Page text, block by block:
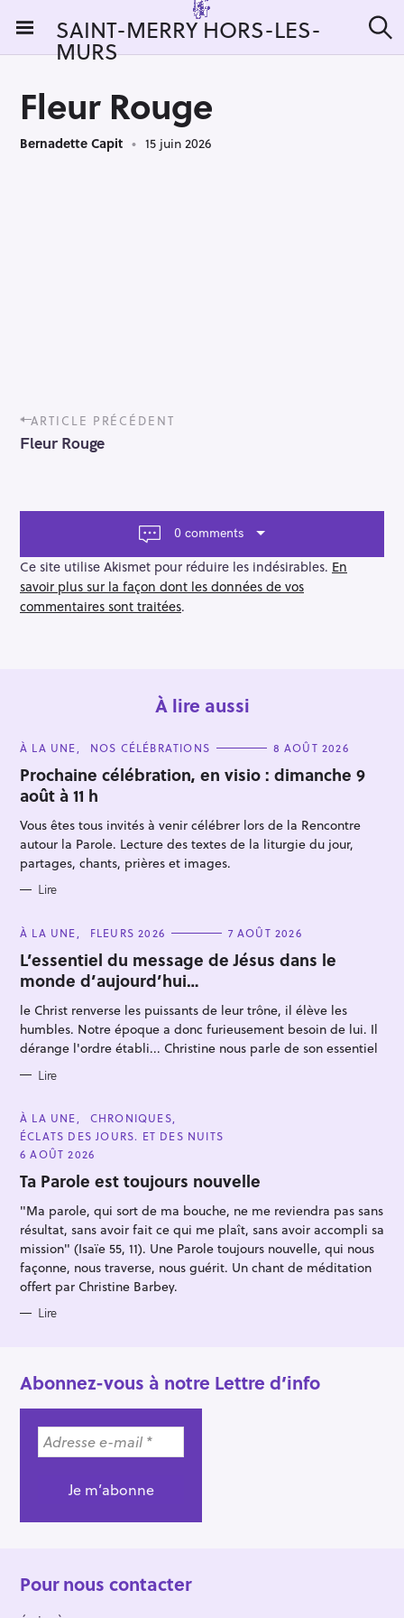
i
SAINT-MERRY HORS-LES-
MURS e
Fleur Rouge
Bernadette Capit 15 juin 2026
P
o
s
a
g
a
t
i
ARTICLE PRÉCÉDENT
Fleur Rouge
0 comments
Ce site utilise Akismet pour réduire les indésirables. En
savoir plus sur la façon dont les données de vos
commentaires sont traitées.
À lire aussi
C
T
E
G
O
R
I
E
S
À LA UNE NOS CÉLÉBRATIONS 8 AOÛT 2026
Prochaine célébration, en visio : dimanche 9
août à 11 h
Vous êtes tous invités à venir célébrer lors de la Rencontre
autour la Parole. Lecture des textes de la liturgie du jour,
partages, chants, prières et images.
Lire
C
T
E
G
O
R
I
E
S
À LA UNE FLEURS 2026 7 AOÛT 2026
L’essentiel du message de Jésus dans le
monde d’aujourd’hui…
le Christ renverse les puissants de leur trône, il élève les
humbles. Notre époque a donc furieusement besoin de lui. Il
dérange l'ordre établi... Christine nous parle de son essentiel
Lire
C
A
T
E
O
R
E
À LA UNE
CHRONIQUES
ÉCLATS DES JOURS. ET DES NUITS
6 AOÛT 2026
Ta Parole est toujours nouvelle
"Ma parole, qui sort de ma bouche, ne me reviendra pas sans
résultat, sans avoir fait ce qui me plaît, sans avoir accompli sa
mission" (Isaïe 55, 11). Une Parole toujours nouvelle, qui nous
façonne, nous traverse, nous guérit. Un chant de méditation
offert par Christine Barbey.
Lire
Abonnez-vous à notre Lettre d’info
Pour nous contacter
R
e
c
h
e
r
c
e
r